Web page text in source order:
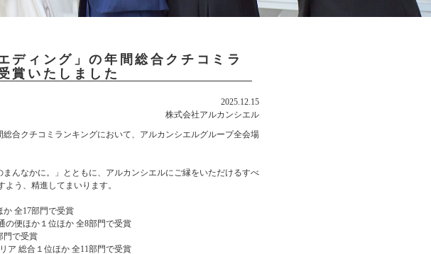
ディング」の年間総合クチコミラ
賞いたしました
2025.12.15
株式会社アルカンシエル
合クチコミランキングにおいて、アルカンシエルグループ全会場
んなかに。」とともに、アルカンシエルにご縁をいただけるすべ
う、精進してまいります。
か 全17部門で受賞
の便ほか１位ほか 全8部門で受賞
門で受賞
ア 総合１位ほか 全11部門で受賞